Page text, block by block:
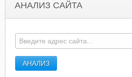
АНАЛИЗ САЙТА